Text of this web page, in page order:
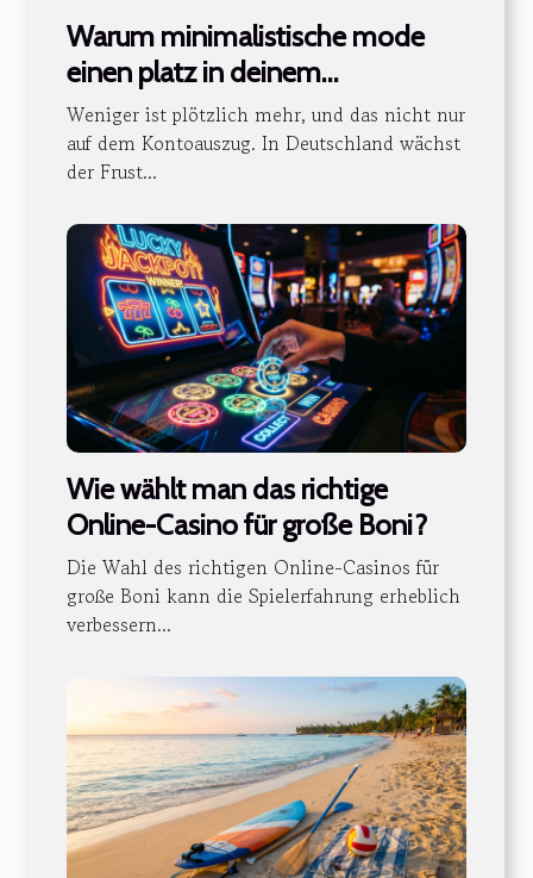
Warum minimalistische mode
einen platz in deinem
kleiderschrank verdient
Weniger ist plötzlich mehr, und das nicht nur
auf dem Kontoauszug. In Deutschland wächst
der Frust...
Wie wählt man das richtige
Online-Casino für große Boni?
Die Wahl des richtigen Online-Casinos für
große Boni kann die Spielerfahrung erheblich
verbessern...